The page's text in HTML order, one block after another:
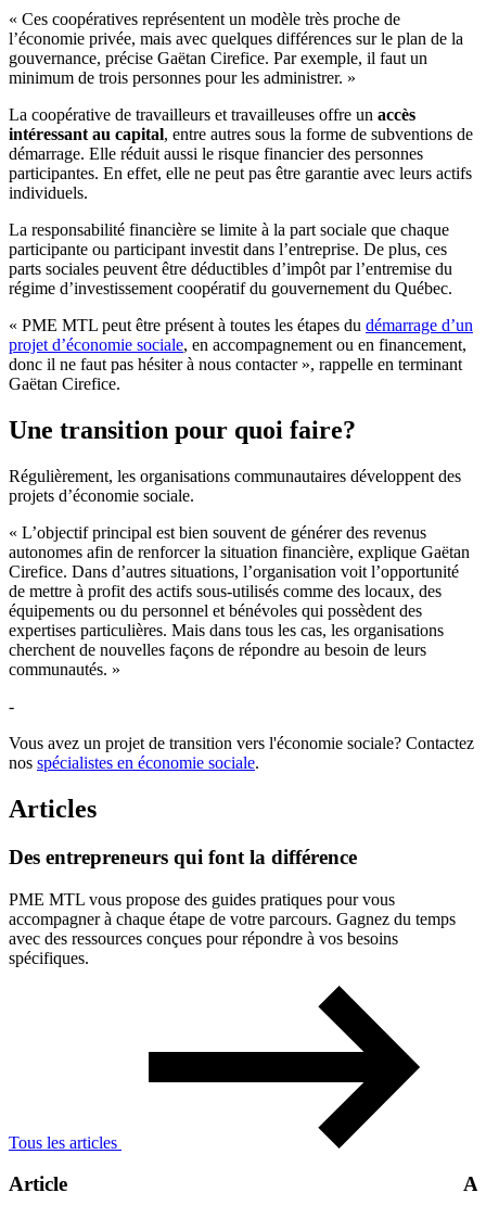
« Ces coopératives représentent un modèle très proche de
l’économie privée, mais avec quelques différences sur le plan de la
gouvernance, précise Gaëtan Cirefice. Par exemple, il faut un
minimum de trois personnes pour les administrer. »
La coopérative de travailleurs et travailleuses offre un accès
intéressant au capital, entre autres sous la forme de subventions de
démarrage. Elle réduit aussi le risque financier des personnes
participantes. En effet, elle ne peut pas être garantie avec leurs actifs
individuels.
La responsabilité financière se limite à la part sociale que chaque
participante ou participant investit dans l’entreprise. De plus, ces
parts sociales peuvent être déductibles d’impôt par l’entremise du
régime d’investissement coopératif du gouvernement du Québec.
« PME MTL peut être présent à toutes les étapes du démarrage d’un
projet d’économie sociale, en accompagnement ou en financement,
donc il ne faut pas hésiter à nous contacter », rappelle en terminant
Gaëtan Cirefice.
Une transition pour quoi faire?
Régulièrement, les organisations communautaires développent des
projets d’économie sociale.
« L’objectif principal est bien souvent de générer des revenus
autonomes afin de renforcer la situation financière, explique Gaëtan
Cirefice. Dans d’autres situations, l’organisation voit l’opportunité
de mettre à profit des actifs sous-utilisés comme des locaux, des
équipements ou du personnel et bénévoles qui possèdent des
expertises particulières. Mais dans tous les cas, les organisations
cherchent de nouvelles façons de répondre au besoin de leurs
communautés. »
-
Vous avez un projet de transition vers l'économie sociale? Contactez
nos spécialistes en économie sociale.
Articles
Des entrepreneurs qui font la différence
PME MTL vous propose des guides pratiques pour vous
accompagner à chaque étape de votre parcours. Gagnez du temps
avec des ressources conçues pour répondre à vos besoins
spécifiques.
Tous les articles
Article